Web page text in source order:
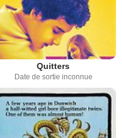
Quitters
Date de sortie inconnue